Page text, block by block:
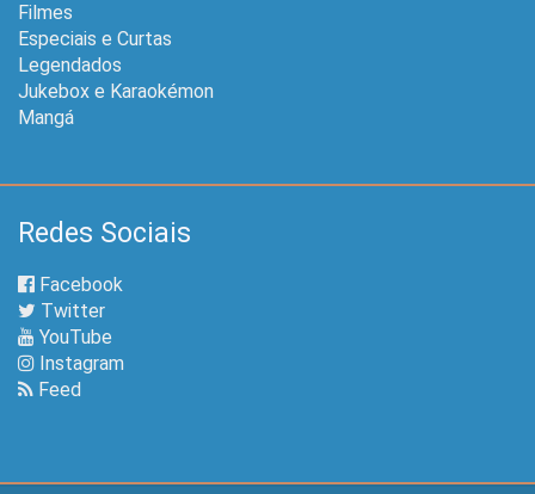
Filmes
Especiais e Curtas
Legendados
Jukebox e Karaokémon
Mangá
Redes Sociais
Facebook
Twitter
YouTube
Instagram
Feed